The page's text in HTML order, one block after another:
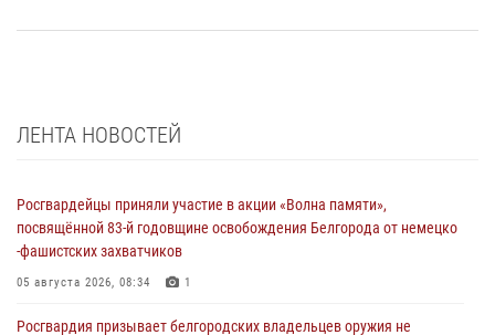
ЛЕНТА НОВОСТЕЙ
Росгвардейцы приняли участие в акции «Волна памяти»,
посвящённой 83‑й годовщине освобождения Белгорода от немецко
‑фашистских захватчиков
05 августа 2026, 08:34 1
Росгвардия призывает белгородских владельцев оружия не